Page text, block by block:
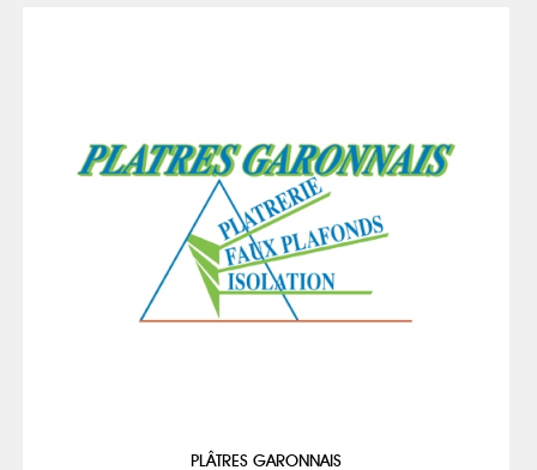
PLÂTRES GARONNAIS